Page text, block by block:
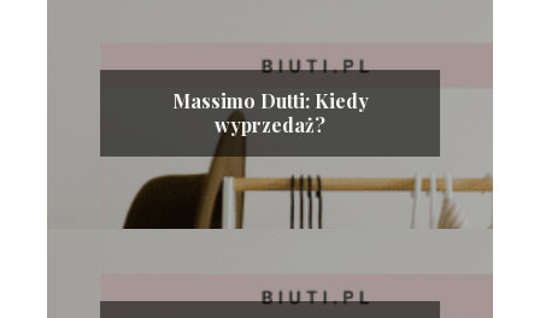
Massimo Dutti: Kiedy
wyprzedaż?